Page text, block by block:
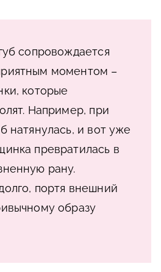
сопровождается
моментом –
которые
Например, при
натянулась, и вот уже
превратилась в
рану.
портя внешний
образу